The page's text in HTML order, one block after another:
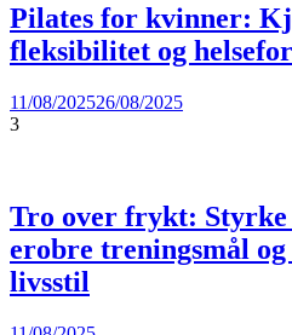
Pilates for kvinner:
fleksibilitet og
11/08/202526/08/2025
3
Tro over frykt:
erobre treningsmål og
livsstil